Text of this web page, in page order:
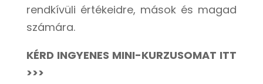
rendkívüli értékeidre, mások és magad
számára.
KÉRD INGYENES MINI-KURZUSOMAT ITT
>>>